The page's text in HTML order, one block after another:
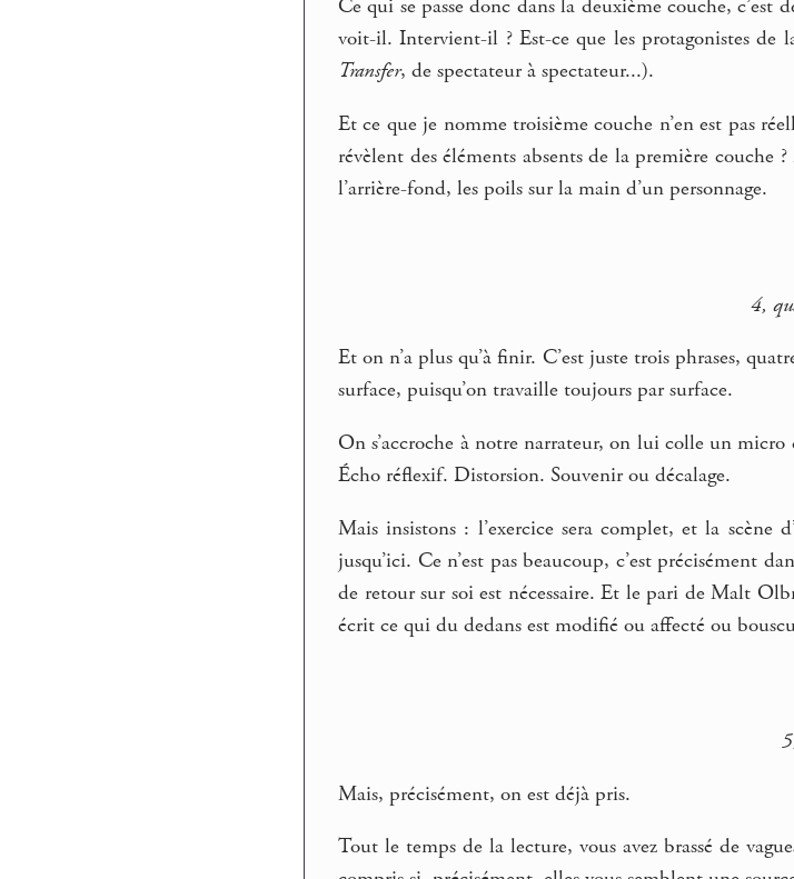
Ce qui se passe donc dans la deuxième couche, c’est
voit-il. Intervient-il ? Est-ce que les protagonistes de
Transfer, de spectateur à spectateur...).
Et ce que je nomme troisième couche n’en est pas
révèlent des éléments absents de la première
l’arrière-fond, les poils sur la main d’un personnage.
4,
Et on n’a plus qu’à finir. C’est juste trois phrases,
surface, puisqu’on travaille toujours par surface.
On s’accroche à notre narrateur, on lui colle un
Écho réflexif. Distorsion. Souvenir ou décalage.
Mais insistons : l’exercice sera complet, et la scène
jusqu’ici. Ce n’est pas beaucoup, c’est précisément
de retour sur soi est nécessaire. Et le pari de Malt
écrit ce qui du dedans est modifié ou affecté ou
Mais, précisément, on est déjà pris.
Tout le temps de la lecture, vous avez brassé de